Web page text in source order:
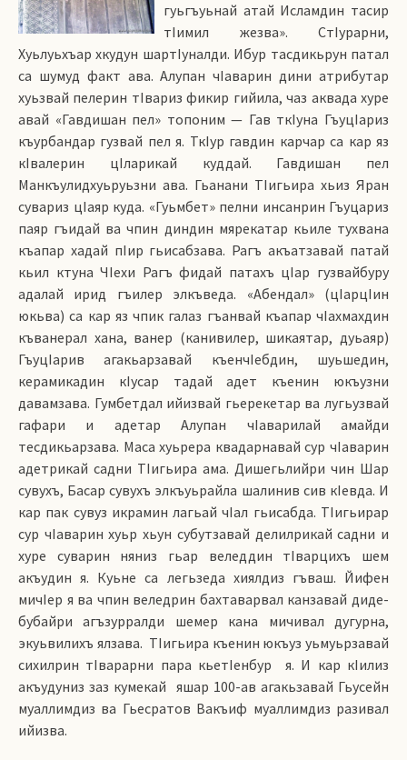
гуьгъуьнай атай Исламдин тасир
тIимил жезва». СтIурарни,
Хуьлуьхъар хкудун шартIуналди. Ибур тасдикьрун патал
са шумуд факт ава. Алупан чIаварин дини атрибутар
хуьзвай пелерин тIвариз фикир гийила, чаз аквада хуре
авай «Гавдишан пел» топоним — Гав ткIуна ГъуцIариз
къурбандар гузвай пел я. ТкIур гавдин карчар са кар яз
кIвалерин цIларикай куддай. Гавдишан пел
Манкъулидхуьруьзни ава. Гьанани ТIигьира хьиз Яран
сувариз цIаяр куда. «Гуьмбет» пелни инсанрин Гъуцариз
паяр гъидай ва чпин диндин мярекатар кьиле тухвана
къапар хадай пIир гьисабзава. Рагъ акъатзавай патай
кьил ктуна ЧIехи Рагъ фидай патахъ цIар гузвайбуру
адалай ирид гъилер элкъведа. «Абендал» (цIарцIин
юкьва) са кар яз чпик галаз гъанвай къапар чIахмахдин
къванерал хана, ванер (канивилер, шикаятар, дуьаяр)
ГъуцIарив агакьарзавай къенчIебдин, шуьшедин,
керамикадин кIусар тадай адет къенин юкъузни
давамзава. Гумбетдал ийизвай гьерекетар ва лугьузвай
гафари и адетар Алупан чIаварилай амайди
тесдикьарзава. Маса хуьрера квадарнавай сур чIаварин
адетрикай садни ТIигьира ама. Дишегьлийри чин Шар
сувухъ, Басар сувухъ элкъуьрайла шалинив сив кIевда. И
кар пак сувуз икрамин лагьай чIал гьисабда. ТIигьирар
сур чIаварин хуьр хьун субутзавай делилрикай садни и
хуре суварин няниз гьар веледдин тIварцихъ шем
акъудин я. Куьне са легьзеда хиялдиз гъваш. Йифен
мичIер я ва чпин веледрин бахтаварвал канзавай диде-
бубайри агъзурралди шемер кана мичивал дугурна,
экуьвилихъ ялзава. ТIигьира къенин юкъуз уьмуьрзавай
сихилрин тIварарни пара кьетIенбур я. И кар кIилиз
акъудуниз заз кумекай яшар 100-ав агакьзавай Гьусейн
муаллимдиз ва Гьесратов Вакъиф муаллимдиз разивал
ийизва.